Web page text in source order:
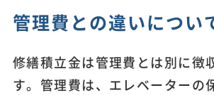
管理費との違いについ
修繕積立金は管理費とは別に徴
す。管理費は、エレベーターの